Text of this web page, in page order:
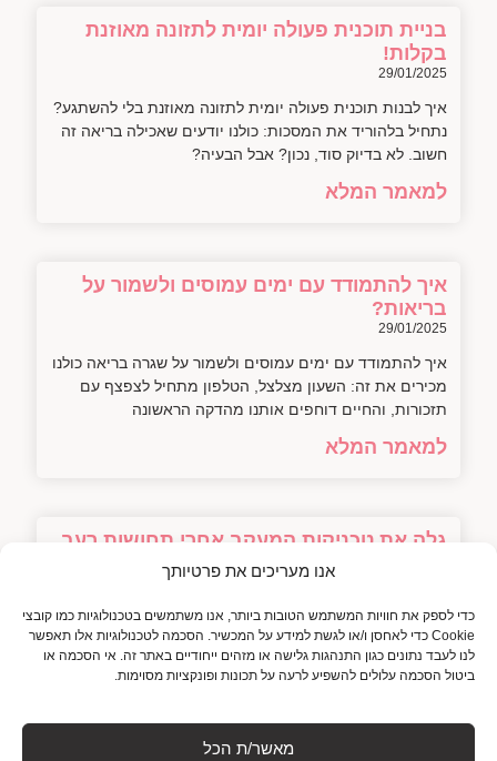
אנו מעריכים את פרטיותך
כדי לספק את חוויות המשתמש הטובות ביותר, אנו משתמשים בטכנולוגיות כמו קובצי
Cookie כדי לאחסן ו/או לגשת למידע על המכשיר. הסכמה לטכנולוגיות אלו תאפשר
לנו לעבד נתונים כגון התנהגות גלישה או מזהים ייחודיים באתר זה. אי הסכמה או
ביטול הסכמה עלולים להשפיע לרעה על תכונות ופונקציות מסוימות.
מאשר/ת הכל
בניית תוכנית פעולה יומית לתזונה מאוזנת
בקלות!
29/01/2025
איך לבנות תוכנית פעולה יומית לתזונה מאוזנת בלי להשתגע?
נתחיל בלהוריד את המסכות: כולנו יודעים שאכילה בריאה זה
חשוב. לא בדיוק סוד, נכון? אבל הבעיה?
למאמר המלא
איך להתמודד עם ימים עמוסים ולשמור על
בריאות?
29/01/2025
איך להתמודד עם ימים עמוסים ולשמור על שגרה בריאה כולנו
מכירים את זה: השעון מצלצל, הטלפון מתחיל לצפצף עם
תזכורות, והחיים דוחפים אותנו מהדקה הראשונה
למאמר המלא
גלה את טכניקות המעקב אחרי תחושות רעב
בעקבות הבטן: איך להקשיב לתחושות רעב ושובע ולנצח את
הכאוס הקולינרי? מי מאתנו לא הכניס לפה שוקולד ב-11
בלילה, בלי לדעת אם הוא באמת רעב